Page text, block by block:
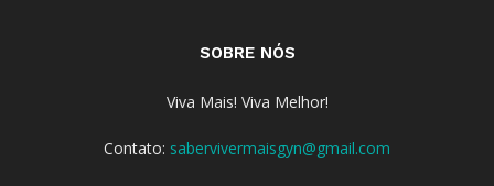
SOBRE NÓS
Viva Mais! Viva Melhor!
Contato: sabervivermaisgyn@gmail.com